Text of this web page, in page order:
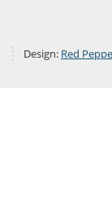
Design: Red